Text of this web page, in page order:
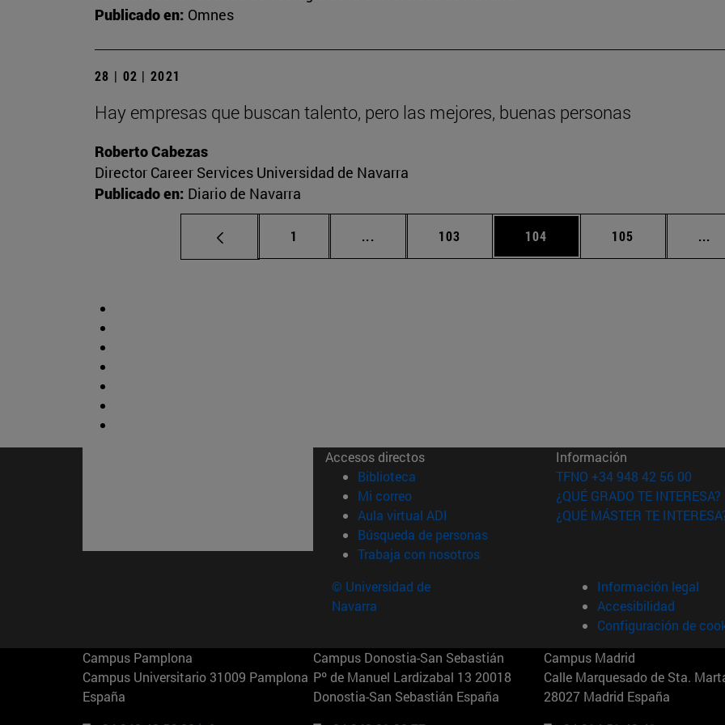
Publicado en: Omnes
28 | 02 | 2021
Hay empresas que buscan talento, pero las mejores, buenas personas
Roberto Cabezas
Director Career Services Universidad de Navarra
Publicado en: Diario de Navarra
Página
1 ... Páginas intermedias Use TAB para desplazarse.
Página
103 Página
104 Página
105 ...
Accesos directos
Biblioteca (abre en nueva ventana)
Mi correo(abre en nueva ventana)
Aula virtual ADI (abre en nueva ventana)
Búsqueda de personas(abre en nueva ventana)
Trabaja con nosotros(abre en nueva ventana)
Información
TFNO +34 948 42 56 00
¿QUÉ GRADO TE INTERESA?
¿QUÉ MÁSTER TE
© Universidad de
Navarra
Información legal
Accesibilidad
Configuración de
Campus Pamplona
Campus Universitario 31009 Pamplona
España
Campus Donostia-San Sebastián
Pº de Manuel Lardizabal 13 20018
Donostia-San Sebastián España
Campus Madrid
Calle Marquesado de Sta.
28027 Madrid España